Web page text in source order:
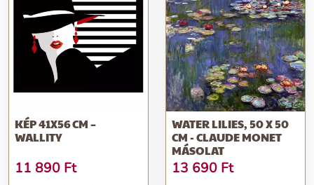
KÉP 41X56 CM –
WALLITY
11 890 Ft
WATER LILIES, 50 X 50
CM - CLAUDE MONET
MÁSOLAT
13 690 Ft